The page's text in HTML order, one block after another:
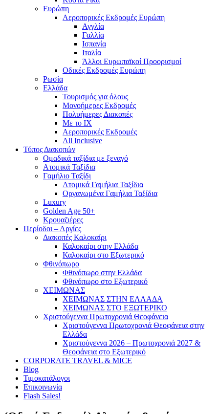
Ευρώπη
Αεροπορικές Εκδρομές Ευρώπη
Αγγλία
Γαλλία
Ισπανία
Ιταλία
Άλλοι Ευρωπαϊκοί Προορισμοί
Οδικές Εκδρομές Ευρώπη
Ρωσία
Ελλάδα
Τουρισμός για όλους
Mονοήμερες Εκδρομές
Πολυήμερες Διακοπές
Με το ΙΧ
Αεροπορικές Εκδρομές
All Inclusive
Τύπος Διακοπών
Ομαδικά ταξίδια με ξεναγό
Ατομικά Ταξίδια
Γαμήλιο Ταξίδι
Ατομικά Γαμήλια Ταξίδια
Οργανωμένα Γαμήλια Ταξίδια
Luxury
Golden Age 50+
Κρουαζιέρες
Περίοδοι – Αργίες
Διακοπές Καλοκαίρι
Καλοκαίρι στην Ελλάδα
Καλοκαίρι στο Εξωτερικό
Φθινόπωρο
Φθινόπωρο στην Ελλάδα
Φθινόπωρο στο Εξωτερικό
ΧΕΙΜΩΝΑΣ
ΧΕΙΜΩΝΑΣ ΣΤΗΝ ΕΛΛΑΔΑ
ΧΕΙΜΩΝΑΣ ΣΤΟ ΕΞΩΤΕΡΙΚΟ
Χριστούγεννα Πρωτοχρονιά Θεοφάνεια
Χριστούγεννα Πρωτοχρονιά Θεοφάνεια στην
Ελλάδα
Χριστούγεννα 2026 – Πρωτοχρονιά 2027 &
Θεοφάνεια στο Εξωτερικό
CORPORATE TRAVEL & MICE
Blog
Τιμοκατάλογοι
Επικοινωνία
Flash Sales!